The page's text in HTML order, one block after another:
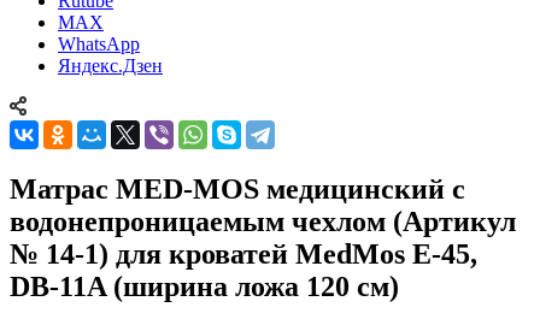
MAX
WhatsApp
Яндекс.Дзен
Матрас MED-MOS медицинский с
водонепроницаемым чехлом (Артикул
№ 14-1) для кроватей MedMos E-45,
DB-11A (ширина ложа 120 см)